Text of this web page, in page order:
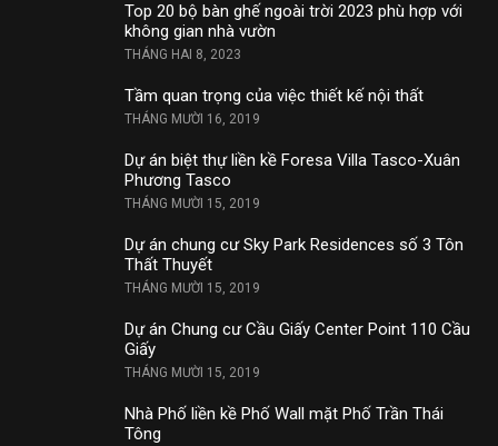
Top 20 bộ bàn ghế ngoài trời 2023 phù hợp với
không gian nhà vườn
THÁNG HAI 8, 2023
Tầm quan trọng của việc thiết kế nội thất
THÁNG MƯỜI 16, 2019
Dự án biệt thự liền kề Foresa Villa Tasco-Xuân
Phương Tasco
THÁNG MƯỜI 15, 2019
Dự án chung cư Sky Park Residences số 3 Tôn
Thất Thuyết
THÁNG MƯỜI 15, 2019
Dự án Chung cư Cầu Giấy Center Point 110 Cầu
Giấy
THÁNG MƯỜI 15, 2019
Nhà Phố liền kề Phố Wall mặt Phố Trần Thái
Tông